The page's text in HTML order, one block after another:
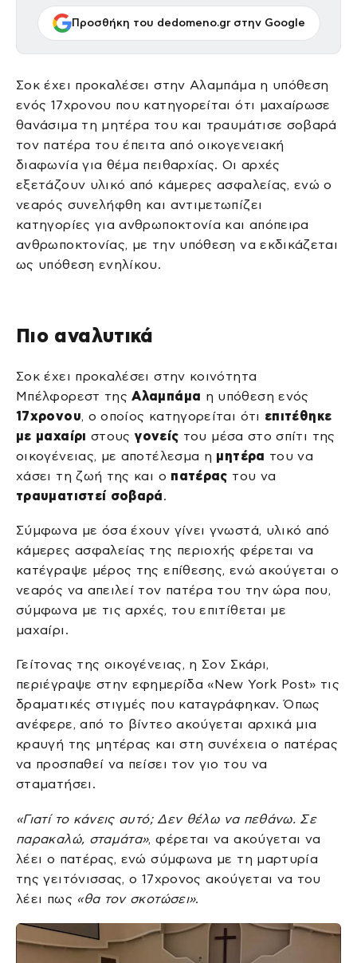
Προσθήκη του dedomeno.gr στην Google
Σοκ έχει προκαλέσει στην Αλαμπάμα η υπόθεση
ενός 17χρονου που κατηγορείται ότι μαχαίρωσε
θανάσιμα τη μητέρα του και τραυμάτισε σοβαρά
τον πατέρα του έπειτα από οικογενειακή
διαφωνία για θέμα πειθαρχίας. Οι αρχές
εξετάζουν υλικό από κάμερες ασφαλείας, ενώ ο
νεαρός συνελήφθη και αντιμετωπίζει
κατηγορίες για ανθρωποκτονία και απόπειρα
ανθρωποκτονίας, με την υπόθεση να εκδικάζεται
ως υπόθεση ενηλίκου.
Πιο αναλυτικά
Σοκ έχει προκαλέσει στην κοινότητα
Μπέλφορεστ τηςΑλαμπάμα η υπόθεση ενός
17χρονου, ο οποίος κατηγορείται ότι επιτέθηκε
με μαχαίρι στουςγονείς του μέσα στο σπίτι της
οικογένειας, με αποτέλεσμα η μητέρα του να
χάσει τη ζωή της και ο πατέρας του να
τραυματιστεί σοβαρά.
Σύμφωνα με όσα έχουν γίνει γνωστά, υλικό από
κάμερες ασφαλείας της περιοχής φέρεται να
κατέγραψε μέρος της επίθεσης, ενώ ακούγεται ο
νεαρός να απειλεί τον πατέρα του την ώρα που,
σύμφωνα με τις αρχές, του επιτίθεται με
μαχαίρι.
Γείτονας της οικογένειας, η Σον Σκάρι,
περιέγραψε στην εφημερίδα «New York Post» τις
δραματικές στιγμές που καταγράφηκαν. Όπως
ανέφερε, από το βίντεο ακούγεται αρχικά μια
κραυγή της μητέρας και στη συνέχεια ο πατέρας
να προσπαθεί να πείσει τον γιο του να
σταματήσει.
«Γιατί το κάνεις αυτό; Δεν θέλω να πεθάνω. Σε
παρακαλώ, σταμάτα», φέρεται να ακούγεται να
λέει ο πατέρας, ενώ σύμφωνα με τη μαρτυρία
της γειτόνισσας, ο 17χρονος ακούγεται να του
λέει πως «θα τον σκοτώσει».